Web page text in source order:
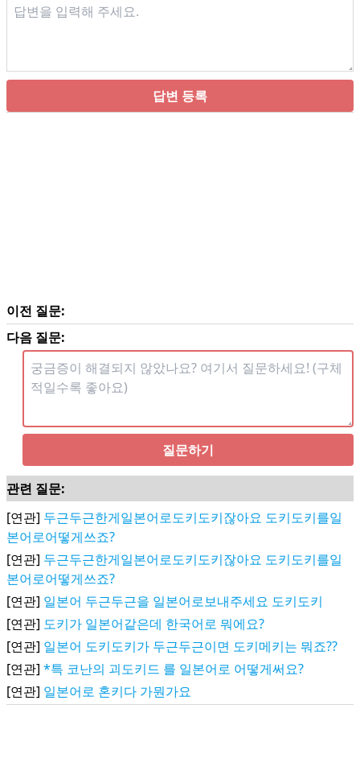
답변 등록
이전 질문:
다음 질문:
질문하기
관련 질문:
[연관] 두근두근한게일본어로도키도키잖아요 도키도키를일
본어로어떻게쓰죠?
[연관] 두근두근한게일본어로도키도키잖아요 도키도키를일
본어로어떻게쓰죠?
[연관] 일본어 두근두근을 일본어로보내주세요 도키도키
[연관] 도키가 일본어같은데 한국어로 뭐에요?
[연관] 일본어 도키도키가 두근두근이면 도키메키는 뭐죠??
[연관] *특 코난의 괴도키드 를 일본어로 어떻게써요?
[연관] 일본어로 혼키다 가뭔가요